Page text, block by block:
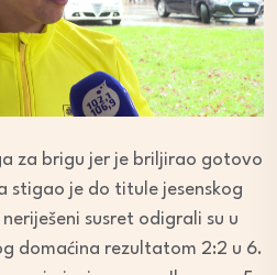
za brigu jer je briljirao gotovo
stigao je do titule jesenskog
susret odigrali su u
domaćina rezultatom 2:2 u 6.